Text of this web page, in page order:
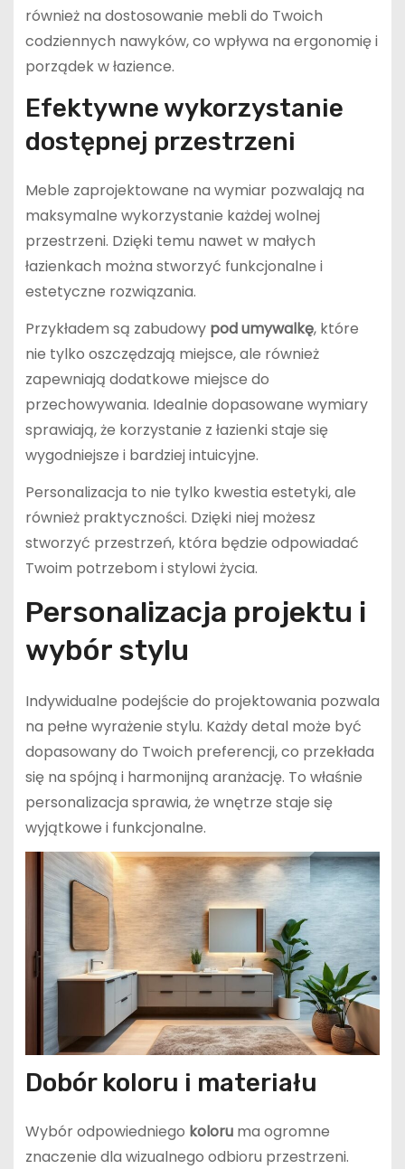
również na dostosowanie mebli do Twoich
codziennych nawyków, co wpływa na ergonomię i
porządek w łazience.
Efektywne wykorzystanie
dostępnej przestrzeni
Meble zaprojektowane na wymiar pozwalają na
maksymalne wykorzystanie każdej wolnej
przestrzeni. Dzięki temu nawet w małych
łazienkach można stworzyć funkcjonalne i
estetyczne rozwiązania.
Przykładem są zabudowy pod umywalkę, które
nie tylko oszczędzają miejsce, ale również
zapewniają dodatkowe miejsce do
przechowywania. Idealnie dopasowane wymiary
sprawiają, że korzystanie z łazienki staje się
wygodniejsze i bardziej intuicyjne.
Personalizacja to nie tylko kwestia estetyki, ale
również praktyczności. Dzięki niej możesz
stworzyć przestrzeń, która będzie odpowiadać
Twoim potrzebom i stylowi życia.
Personalizacja projektu i
wybór stylu
Indywidualne podejście do projektowania pozwala
na pełne wyrażenie stylu. Każdy detal może być
dopasowany do Twoich preferencji, co przekłada
się na spójną i harmonijną aranżację. To właśnie
personalizacja sprawia, że wnętrze staje się
wyjątkowe i funkcjonalne.
Dobór koloru i materiału
Wybór odpowiedniego koloruma ogromne
znaczenie dla wizualnego odbioru przestrzeni.